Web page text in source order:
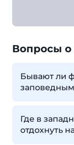
Вопросы о
Бывают ли
Где в
отдохнуть